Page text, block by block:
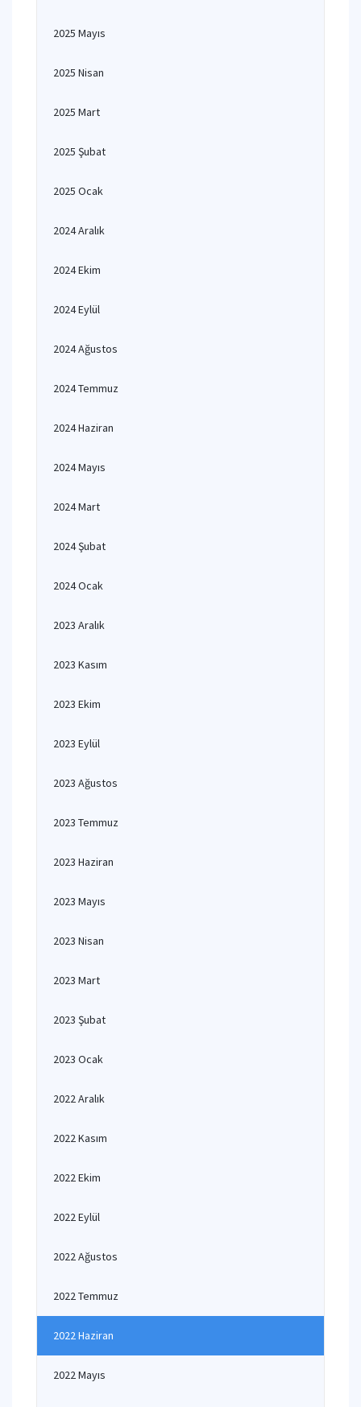
2025 Mayıs
2025 Nisan
2025 Mart
2025 Şubat
2025 Ocak
2024 Aralık
2024 Ekim
2024 Eylül
2024 Ağustos
2024 Temmuz
2024 Haziran
2024 Mayıs
2024 Mart
2024 Şubat
2024 Ocak
2023 Aralık
2023 Kasım
2023 Ekim
2023 Eylül
2023 Ağustos
2023 Temmuz
2023 Haziran
2023 Mayıs
2023 Nisan
2023 Mart
2023 Şubat
2023 Ocak
2022 Aralık
2022 Kasım
2022 Ekim
2022 Eylül
2022 Ağustos
2022 Temmuz
2022 Haziran
2022 Mayıs